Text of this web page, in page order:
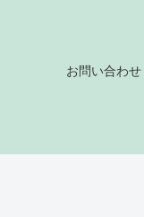
お問い合わせ